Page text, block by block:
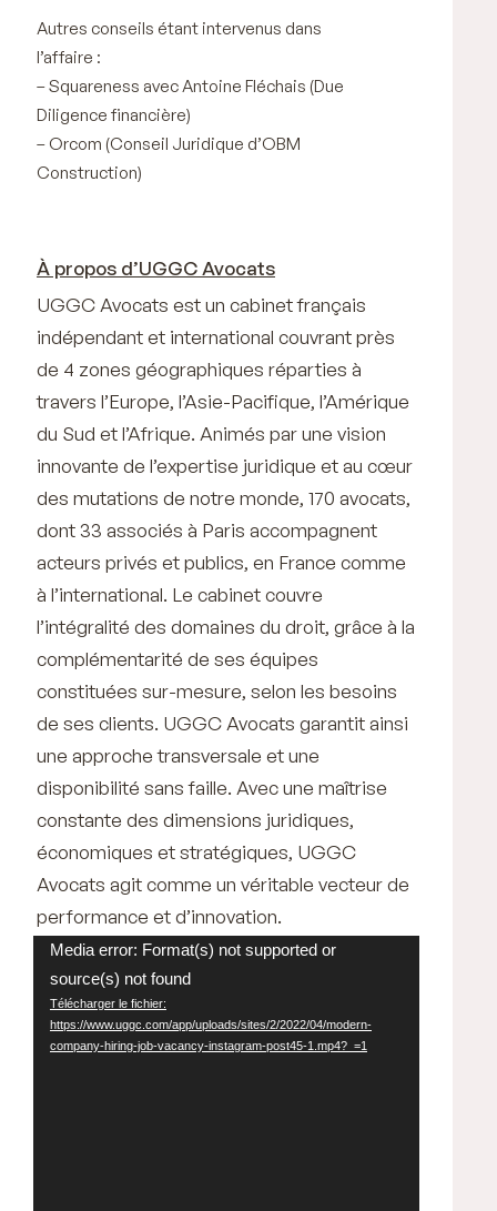
Autres conseils étant intervenus dans
l’affaire :
– Squareness avec Antoine Fléchais (Due
Diligence financière)
– Orcom (Conseil Juridique d’OBM
Construction)
À propos d’UGGC Avocats
UGGC Avocats est un cabinet français
indépendant et international couvrant près
de 4 zones géographiques réparties à
travers l’Europe, l’Asie-Pacifique, l’Amérique
du Sud et l’Afrique. Animés par une vision
innovante de l’expertise juridique et au cœur
des mutations de notre monde, 170 avocats,
dont 33 associés à Paris accompagnent
acteurs privés et publics, en France comme
à l’international. Le cabinet couvre
l’intégralité des domaines du droit, grâce à la
complémentarité de ses équipes
constituées sur-mesure, selon les besoins
de ses clients. UGGC Avocats garantit ainsi
une approche transversale et une
disponibilité sans faille. Avec une maîtrise
constante des dimensions juridiques,
économiques et stratégiques, UGGC
Avocats agit comme un véritable vecteur de
performance et d’innovation.
Lecteur
vidéo
Media error: Format(s) not supported or
source(s) not found
Télécharger le fichier:
https://www.uggc.com/app/uploads/sites/2/2022/04/modern-
company-hiring-job-vacancy-instagram-post45-1.mp4?_=1